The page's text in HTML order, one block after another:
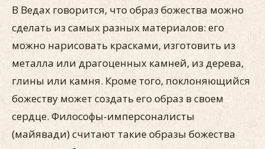
В Ведах говорится, что образ божества можно
сделать из самых разных материалов: его
можно нарисовать красками, изготовить из
металла или драгоценных камней, из дерева,
глины или камня. Кроме того, поклоняющийся
божеству может создать его образ в своем
сердце. Философы-имперсоналисты
(майявади) считают такие образы божества